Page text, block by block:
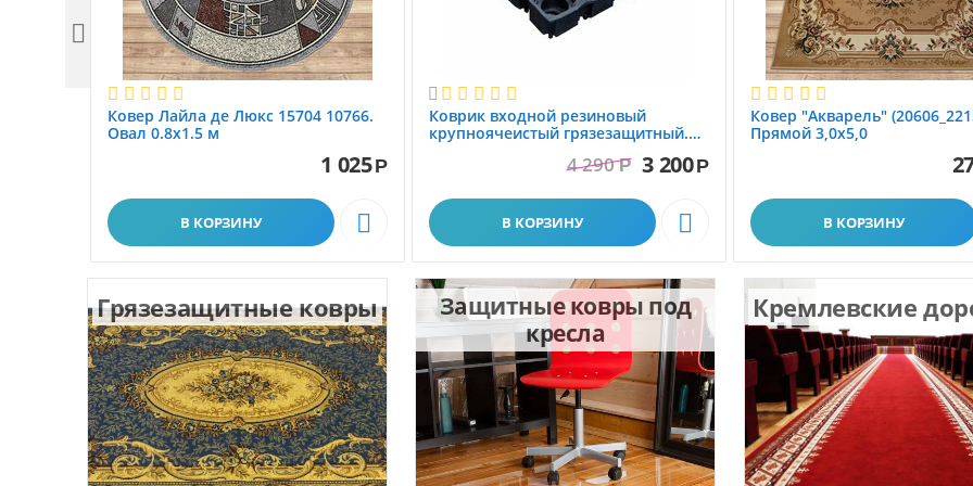
Ковер Лайла де Люкс 15704 10766.
Овал 0.8x1.5 м
1 025Р
В КОРЗИНУ 

Коврик вxодной резиновый
крупноячеистый грязезащитный.
4 290 Р 3 200Р
В КОРЗИНУ 
Ковер "Акварель"
Прямой 3,0х5,0
В КОРЗИНУ

Грязезащитные ковры
Защитные ковры под
кресла
Кремлевские